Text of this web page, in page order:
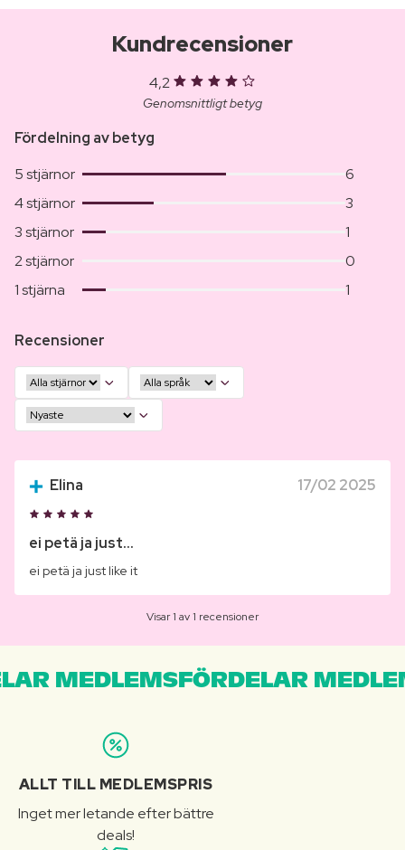
Kundrecensioner
4,2
Genomsnittligt betyg
Fördelning av betyg
5 stjärnor
6
4 stjärnor
3
3 stjärnor
1
2 stjärnor
0
1 stjärna
1
Recensioner
Elina 17/02 2025
ei petä ja just...
ei petä ja just like it
Visar 1 av 1 recensioner
MEDLEMSFÖRDELAR
ALLT TILL MEDLEMSPRIS
Inget mer letande efter bättre
deals!